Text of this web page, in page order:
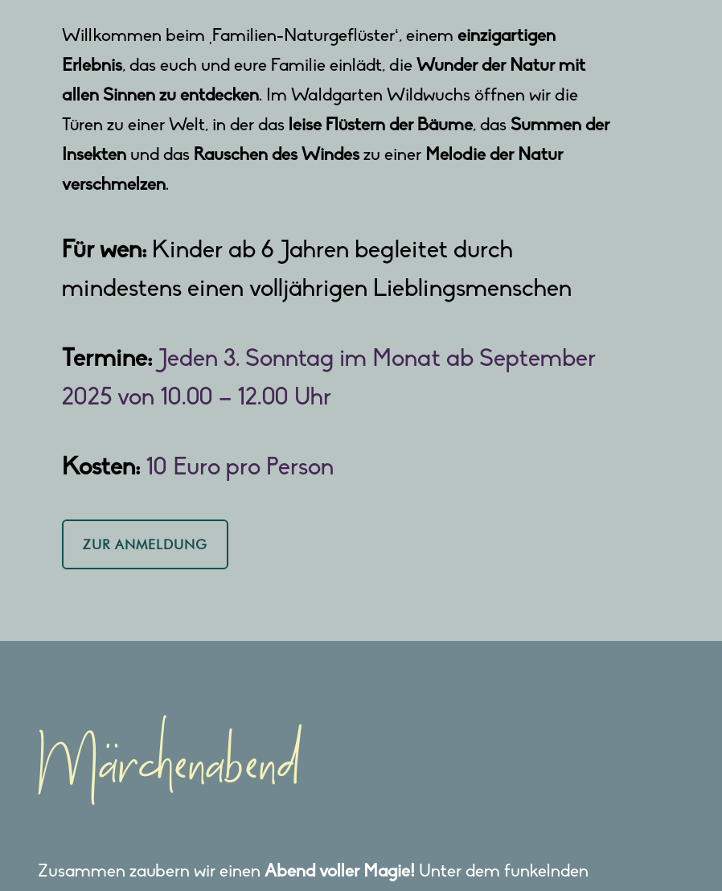
Willkommen beim ‚Familien-Naturgeflüster‘, einem einzigartigen
Erlebnis, das euch und eure Familie einlädt, die Wunder der Natur mit
allen Sinnen zu entdecken. Im Waldgarten Wildwuchs öffnen wir die
Türen zu einer Welt, in der dasleise Flüstern der Bäume, dasSummen der
Insektenund dasRauschen des Windeszu einer Melodie der Natur
verschmelzen.
Für wen: Kinder ab 6 Jahren begleitet durch
mindestens einen volljährigen Lieblingsmenschen
Termine:
Jeden 3. Sonntag im Monat ab September
2025 von 10.00 – 12.00 Uhr
Kosten: 10 Euro pro Person
ZUR ANMELDUNG
Märchenabend
Zusammen zaubern wir einen Abend voller Magie! Unter dem funkelnden